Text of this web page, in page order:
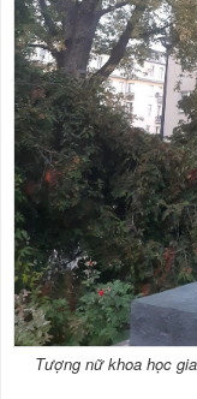
Tượng nữ khoa học